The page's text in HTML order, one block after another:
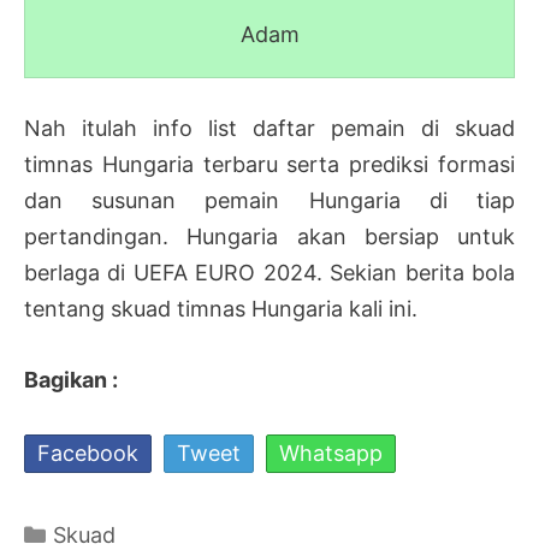
Adam
Nah itulah info list daftar pemain di skuad
timnas Hungaria terbaru serta prediksi formasi
dan susunan pemain Hungaria di tiap
pertandingan. Hungaria akan bersiap untuk
berlaga di UEFA EURO 2024. Sekian berita bola
tentang skuad timnas Hungaria kali ini.
Bagikan :
Facebook Tweet Whatsapp
Kategori
Skuad